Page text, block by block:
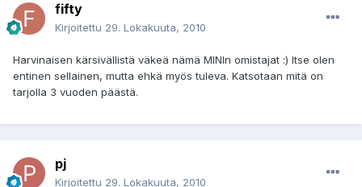
fifty
Kirjoitettu 29. Lokakuuta, 2010
Harvinaisen kärsivällistä väkeä nämä MINIn omistajat :) Itse olen
entinen sellainen, mutta ehkä myös tuleva. Katsotaan mitä on
tarjolla 3 vuoden päästä.
pj
Kirjoitettu 29. Lokakuuta, 2010